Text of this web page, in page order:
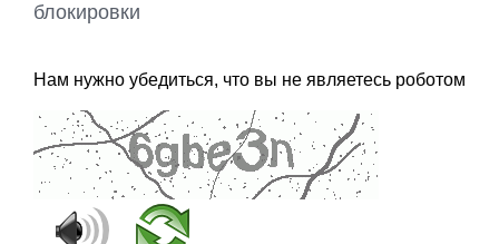
блокировки
Нам нужно убедиться, что вы не являетесь роботом